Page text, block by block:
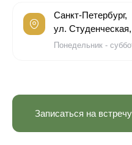
Санкт-Петербург,
ул.
Понедельник -
Записаться на встречу